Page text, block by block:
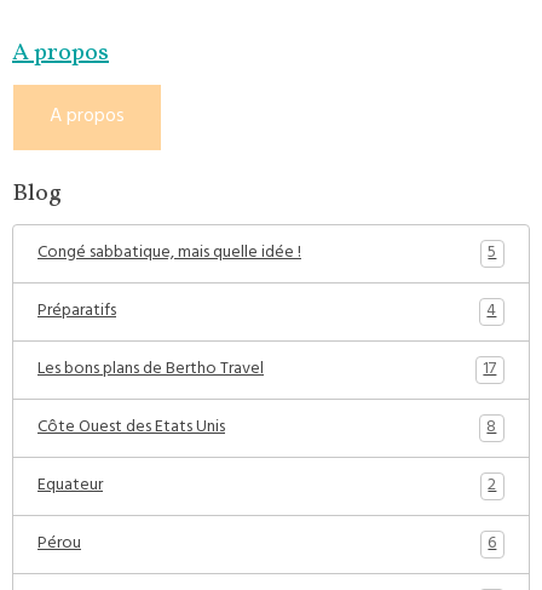
A propos
A propos
Blog
Congé sabbatique, mais quelle idée !
5
Préparatifs
4
Les bons plans de Bertho Travel
17
Côte Ouest des Etats Unis
8
Equateur
2
Pérou
6